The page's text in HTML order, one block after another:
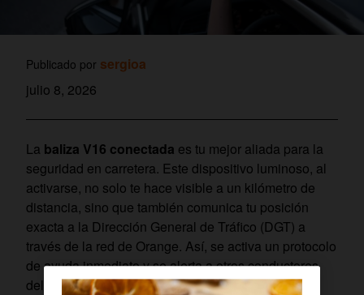
Publicado por sergioa
julio 8, 2026
La baliza V16 conectada es tu mejor aliada para la
seguridad en carretera. Este dispositivo luminoso, al
activarse, no solo te hace visible a un kilómetro de
distancia, sino que también comunica tu posición
exacta a la Dirección General de Tráfico (DGT) a
través de la red de Orange. Así, se activa un protocolo
de ayuda inmediato y se alerta a otros conductores
del peligro.